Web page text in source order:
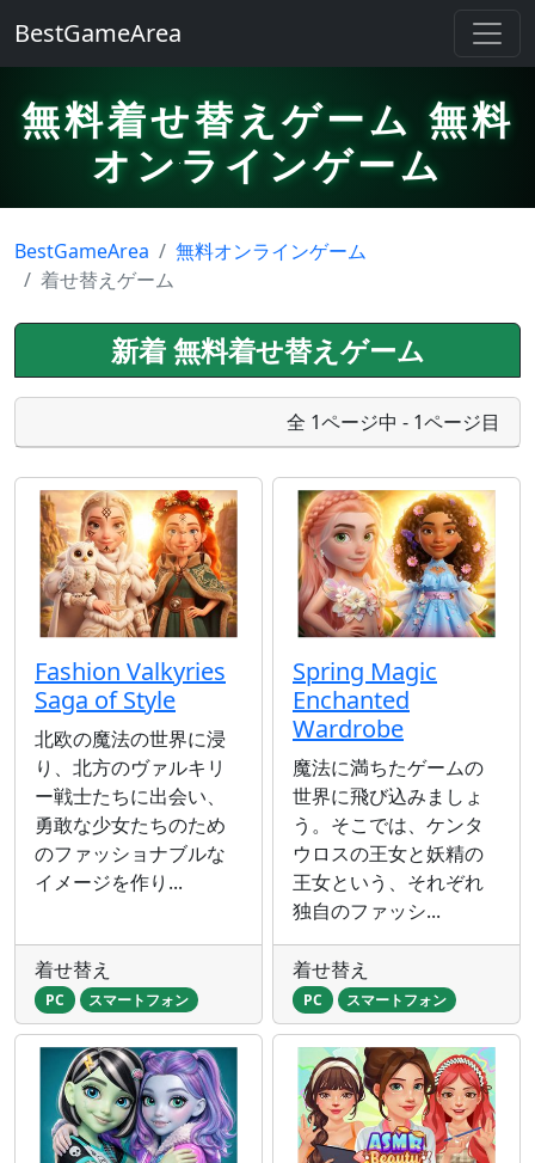
BestGameArea
無料着せ替えゲーム 無料
オンラインゲーム
BestGameArea
無料オンラインゲーム
着せ替えゲーム
新着 無料着せ替えゲーム
全 1ページ中 - 1ページ目
Fashion Valkyries
Saga of Style
北欧の魔法の世界に浸
り、北方のヴァルキリ
ー戦士たちに出会い、
勇敢な少女たちのため
のファッショナブルな
イメージを作り...
着せ替え
PC スマートフォン
Spring Magic
Enchanted
Wardrobe
魔法に満ちたゲームの
世界に飛び込みましょ
う。そこでは、ケンタ
ウロスの王女と妖精の
王女という、それぞれ
独自のファッシ...
着せ替え
PC スマートフォン